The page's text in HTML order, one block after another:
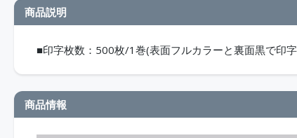
商品説明
■印字枚数：500枚/1巻(表面フルカラーと裏面黒で
商品情報